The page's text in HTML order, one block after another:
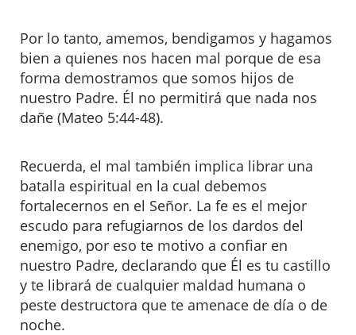
Por lo tanto, amemos, bendigamos y hagamos
bien a quienes nos hacen mal porque de esa
forma demostramos que somos hijos de
nuestro Padre. Él no permitirá que nada nos
dañe (Mateo 5:44-48).
Recuerda, el mal también implica librar una
batalla espiritual en la cual debemos
fortalecernos en el Señor. La fe es el mejor
escudo para refugiarnos de los dardos del
enemigo, por eso te motivo a confiar en
nuestro Padre, declarando que Él es tu castillo
y te librará de cualquier maldad humana o
peste destructora que te amenace de día o de
noche.